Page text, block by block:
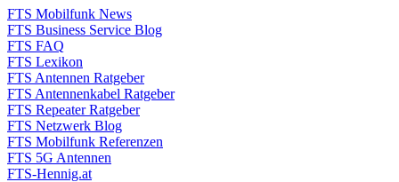
FTS Mobilfunk News
FTS Business Service Blog
FTS FAQ
FTS Lexikon
FTS Antennen Ratgeber
FTS Antennenkabel Ratgeber
FTS Repeater Ratgeber
FTS Netzwerk Blog
FTS Mobilfunk Referenzen
FTS 5G Antennen
FTS-Hennig.at